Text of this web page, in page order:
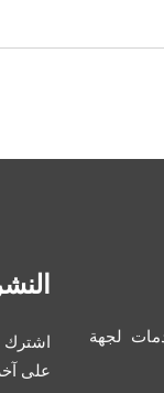
لجهة
اشترك
على